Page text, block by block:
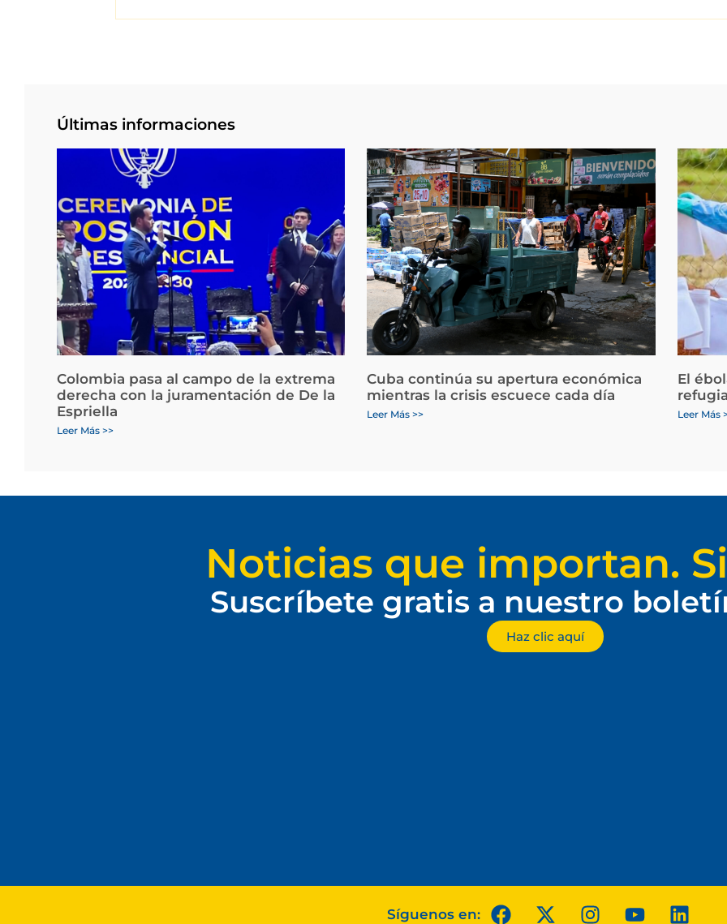
Últimas informaciones
Colombia pasa al campo de la extrema
derecha con la juramentación de De la
Espriella
Leer Más >>
Cuba continúa su apertura económica
mientras la crisis escuece cada día
Leer Más >>
El
Leer Más
Noticias que importan.
Suscríbete gratis a nuestro
Haz clic aquí
Síguenos en: